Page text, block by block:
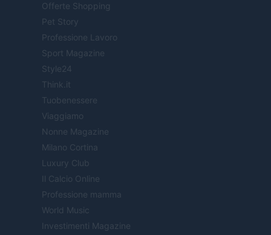
Offerte Shopping
Pet Story
Professione Lavoro
Sport Magazine
Style24
Think.it
Tuobenessere
Viaggiamo
Nonne Magazine
Milano Cortina
Luxury Club
Il Calcio Online
Professione mamma
World Music
Investimenti Magazine